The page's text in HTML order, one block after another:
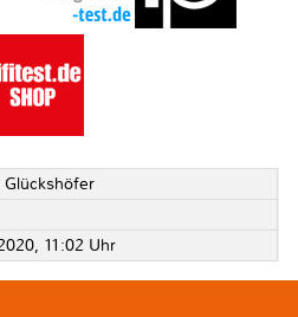
Glückshöfer
11:02 Uhr